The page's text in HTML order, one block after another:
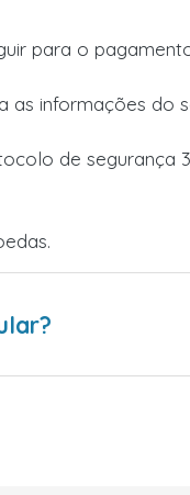
para o
as informações
de segurança